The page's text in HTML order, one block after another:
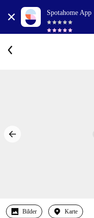
Spotahome App
Bilder Karte